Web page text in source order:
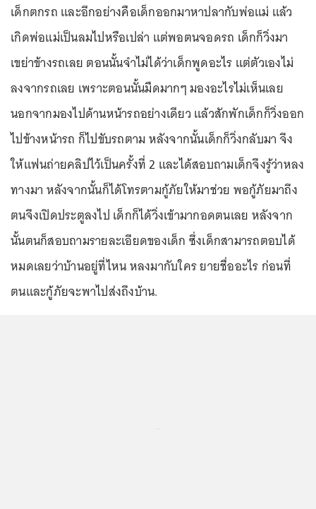
เด็กตกรถ และอีกอย่างคือเด็กออกมาหาปลากับพ่อแม่ แล้ว
เกิดพ่อแม่เป็นลมไปหรือเปล่า แต่พอตนจอดรถ เด็กก็วิ่งมา
เขย่าข้างรถเลย ตอนนั้นจำไม่ได้ว่าเด็กพูดอะไร แต่ตัวเองไม่
ลงจากรถเลย เพราะตอนนั้นมืดมากๆ มองอะไรไม่เห็นเลย
นอกจากมองไปด้านหน้ารถอย่างเดียว แล้วสักพักเด็กก็วิ่งออก
ไปข้างหน้ารถ ก็ไปขับรถตาม หลังจากนั้นเด็กก็วิ่งกลับมา จึง
ให้แฟนถ่ายคลิปไว้เป็นครั้งที่ 2 และได้สอบถามเด็กจึงรู้ว่าหลง
ทางมา หลังจากนั้นก็ได้โทรตามกู้ภัยให้มาช่วย พอกู้ภัยมาถึง
ตนจึงเปิดประตูลงไป เด็กก็ได้วิ่งเข้ามากอดตนเลย หลังจาก
นั้นตนก็สอบถามรายละเอียดของเด็ก ซึ่งเด็กสามารถตอบได้
หมดเลยว่าบ้านอยู่ที่ไหน หลงมากับใคร ยายชื่ออะไร ก่อนที่
ตนและกู้ภัยจะพาไปส่งถึงบ้าน.